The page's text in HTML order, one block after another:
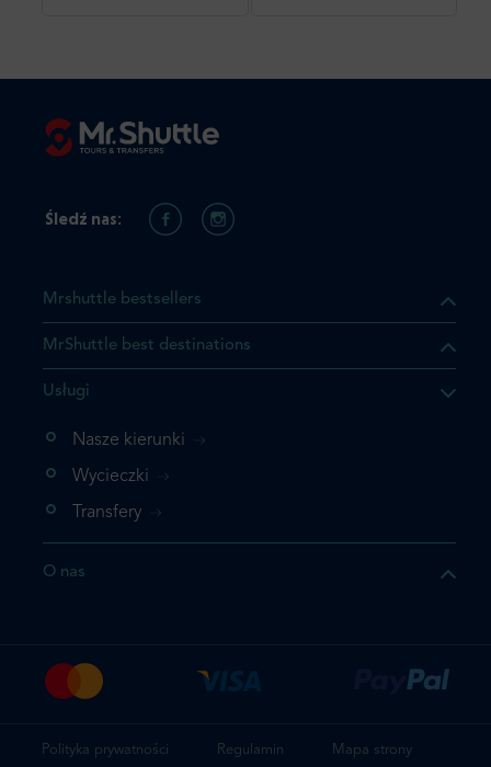
którego szukasz jest już
nie chcesz dodawać go
Mrshuttle bestsellers
MrShuttle best destinations
Usługi
Nasze kierunki
Wycieczki
Transfery
O nas
Śledź nas:
Polityka prywatności Regulamin Mapa strony